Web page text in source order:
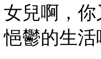
女兒啊，
悒鬱的生活